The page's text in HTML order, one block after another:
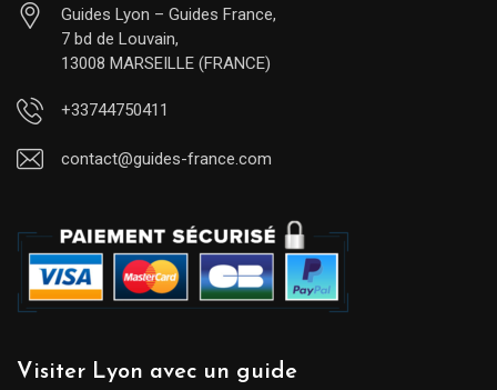
Guides Lyon – Guides France,
7 bd de Louvain,
13008 MARSEILLE (FRANCE)
+33744750411
contact@guides-france.com
Visiter Lyon avec un guide